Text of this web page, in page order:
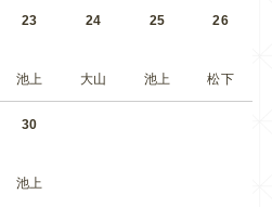
23
池上
24
大山
25
池上
26
松下
30
池上